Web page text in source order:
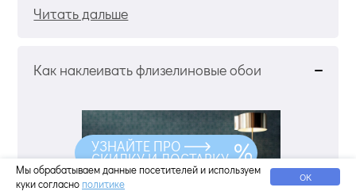
Читать дальше
Как наклеивать флизелиновые обои
Мы обрабатываем данные посетителей и используем
куки согласно политике ОК
УЗНАЙТЕ ПРО
СКИДКУ И ДОСТАВКУ